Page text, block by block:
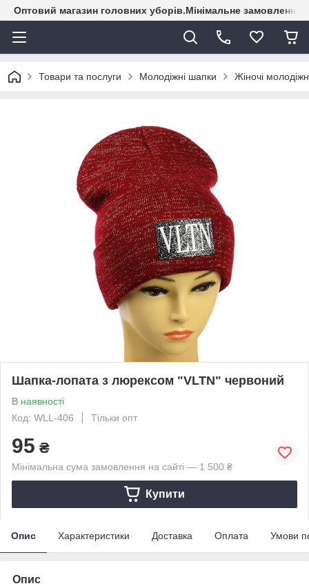
Оптовий магазин головних уборів.Мінімальне замовлення
Товари та послуги Молодіжні шапки Жіночі
Шапка-лопата з люрексом "VLTN" червоний
В наявності
Код: WLL-406
Тільки опт
95 ₴
Мінімальна сума замовлення на сайті — 1 500 ₴
Купити
Опис Характеристики Доставка Оплата Умови
Опис